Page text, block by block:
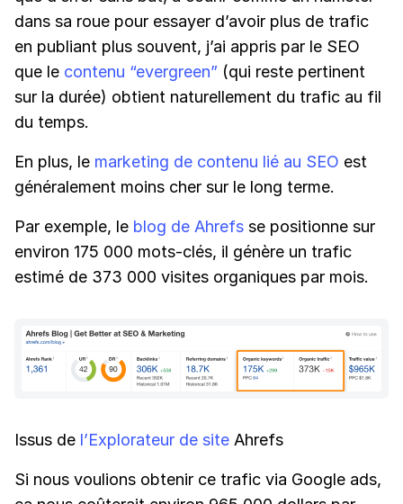
dans sa roue pour essayer d’avoir plus de trafic
en publiant plus souvent, j’ai appris par le SEO
que le contenu “evergreen” (qui reste pertinent
sur la durée) obtient naturellement du trafic au fil
du temps.
En plus, le marketing de contenu lié au SEO est
généralement moins cher sur le long terme.
Par exemple, le blog de Ahrefs se positionne sur
environ 175 000 mots-clés, il génère un trafic
estimé de 373 000 visites organiques par mois.
Issus de l’Explorateur de site Ahrefs
Si nous voulions obtenir ce trafic via Google ads,